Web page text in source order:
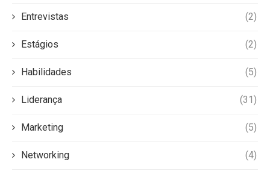
Entrevistas (2)
Estágios (2)
Habilidades (5)
Liderança (31)
Marketing (5)
Networking (4)